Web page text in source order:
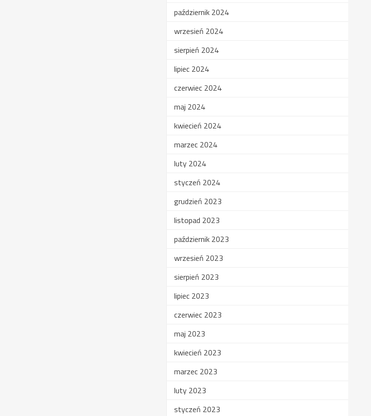
październik 2024
wrzesień 2024
sierpień 2024
lipiec 2024
czerwiec 2024
maj 2024
kwiecień 2024
marzec 2024
luty 2024
styczeń 2024
grudzień 2023
listopad 2023
październik 2023
wrzesień 2023
sierpień 2023
lipiec 2023
czerwiec 2023
maj 2023
kwiecień 2023
marzec 2023
luty 2023
styczeń 2023